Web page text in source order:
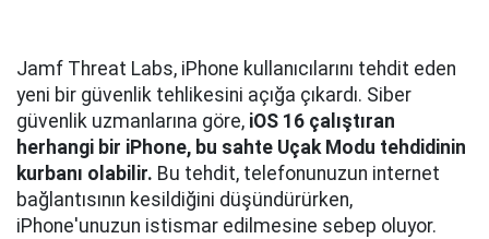
Jamf Threat Labs, iPhone kullanıcılarını tehdit eden
yeni bir güvenlik tehlikesini açığa çıkardı. Siber
güvenlik uzmanlarına göre, iOS 16 çalıştıran
herhangi bir iPhone, bu sahte Uçak Modu tehdidinin
kurbanı olabilir. Bu tehdit, telefonunuzun internet
bağlantısının kesildiğini düşündürürken,
iPhone'unuzun istismar edilmesine sebep oluyor.